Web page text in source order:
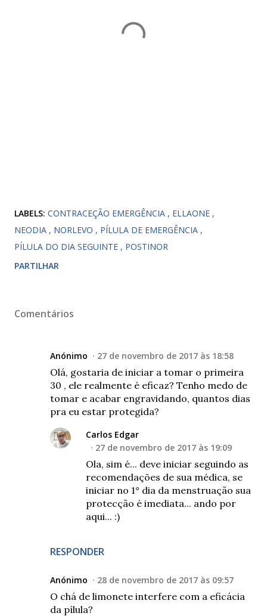
LABELS: CONTRACEÇÃO EMERGÊNCIA
ELLAONE
NEODIA
NORLEVO
PÍLULA DE EMERGÊNCIA
PÍLULA DO DIA SEGUINTE
POSTINOR
PARTILHAR
Comentários
Anónimo 27 de novembro de 2017 às 18:58
Olá, gostaria de iniciar a tomar o primeira
30 , ele realmente é eficaz? Tenho medo de
tomar e acabar engravidando, quantos dias
pra eu estar protegida?
RESPONDER
Carlos Edgar
27 de novembro de 2017 às 19:09
Ola, sim é... deve iniciar seguindo as
recomendações de sua médica, se
iniciar no 1° dia da menstruação sua
protecção é imediata... ando por
aqui... :)
Anónimo 28 de novembro de 2017 às 09:57
O chá de limonete interfere com a eficácia
da pílula?